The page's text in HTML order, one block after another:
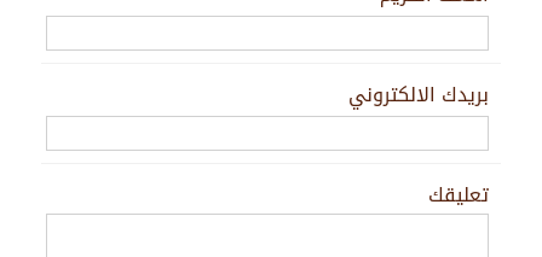
بريدك الالكتروني
تعليقك